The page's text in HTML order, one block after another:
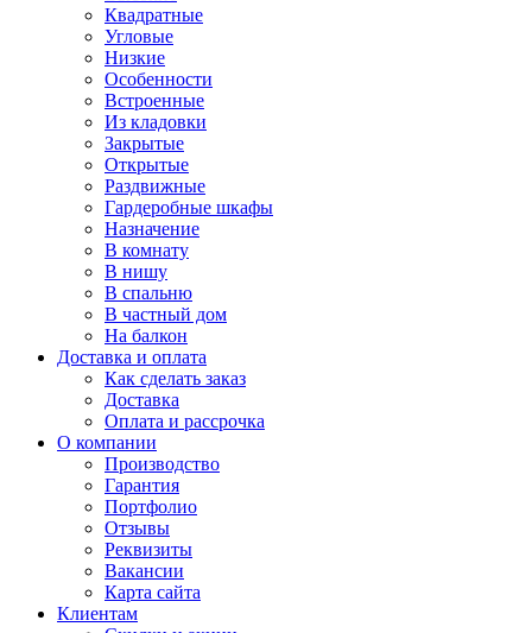
Квадратные
Угловые
Низкие
Особенности
Встроенные
Из кладовки
Закрытые
Открытые
Раздвижные
Гардеробные шкафы
Назначение
В комнату
В нишу
В спальню
В частный дом
На балкон
Доставка и оплата
Как сделать заказ
Доставка
Оплата и рассрочка
О компании
Производство
Гарантия
Портфолио
Отзывы
Реквизиты
Вакансии
Карта сайта
Клиентам